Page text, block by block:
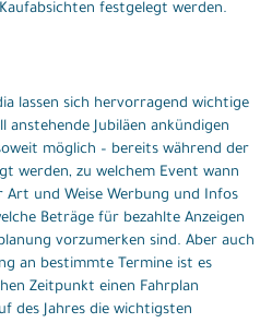
festgelegt werden.
lassen sich hervorragend wichtige
Jubiläen ankündigen
möglich – bereits während der
werden, zu welchem Event wann
Art und Weise Werbung und Infos
Beträge für bezahlte Anzeigen
vorzumerken sind. Aber auch
an bestimmte Termine ist es
Zeitpunkt einen Fahrplan
des Jahres die wichtigsten